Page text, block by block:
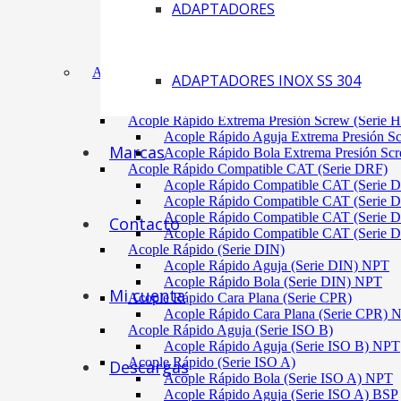
ADAPTADORES
ADAPTADORES INOX SS 304
Marcas
Contacto
Mi cuenta
Descargas
Acoplamiento Tipo Neumático Fenaflex (TYRE)
ACÓPLES RÁPIDOS
Acople Rápido Aguja Extrema Presión (Serie
Acople Rápido Extrema Presión Screw (Serie
Acople Rápido Aguja Extrema Presión
Acople Rápido Bola Extrema Presión
Acople Rápido Compatible CAT (Serie DRF)
Acople Rápido Compatible CAT (Serie
Acople Rápido Compatible CAT (Serie
Acople Rápido Compatible CAT (Serie
Acople Rápido Compatible CAT (Serie
Acople Rápido (Serie DIN)
Acople Rápido Aguja (Serie DIN) NPT
Acople Rápido Bola (Serie DIN) NPT
Acople Rápido Cara Plana (Serie CPR)
Acople Rápido Cara Plana (Serie CPR)
Acople Rápido Aguja (Serie ISO B)
Acople Rápido Aguja (Serie ISO B) NPT
Acople Rápido (Serie ISO A)
Acople Rápido Bola (Serie ISO A) NPT
Acople Rápido Aguja (Serie ISO A) BSP